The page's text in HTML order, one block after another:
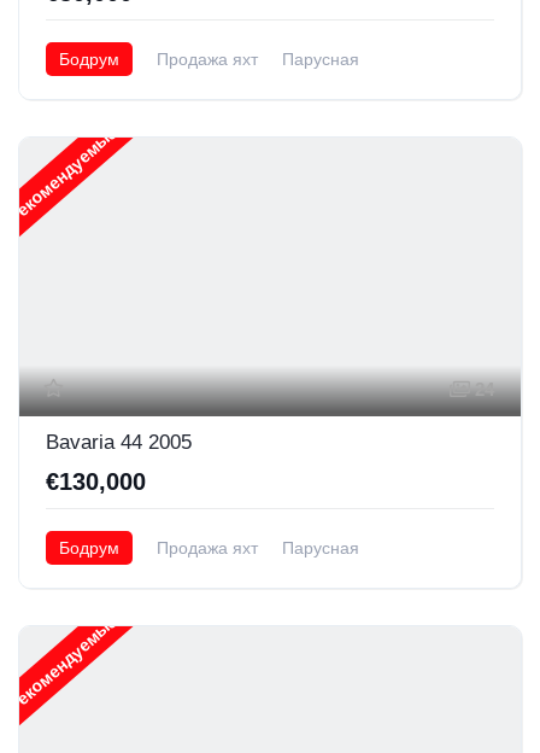
Бодрум Продажа яхт Парусная
Рекомендуемые
24
Bavaria 44 2005
€130,000
Бодрум Продажа яхт Парусная
Рекомендуемые